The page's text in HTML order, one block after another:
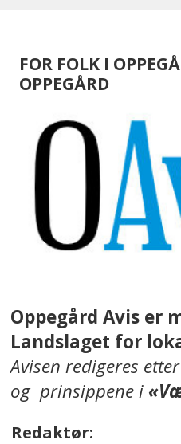
FOR FOLK I
OPPEGÅRD
Oppegård Avis er
Landslaget for
Avisen redigeres
og prinsippene i
Redaktør: